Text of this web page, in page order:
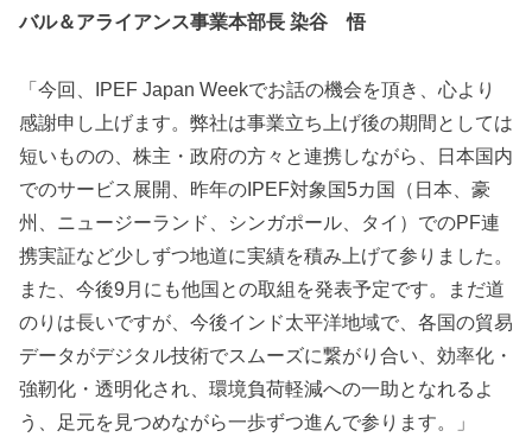
バル＆アライアンス事業本部長 染谷 悟
「今回、IPEF Japan Weekでお話の機会を頂き、心より
感謝申し上げます。弊社は事業立ち上げ後の期間としては
短いものの、株主・政府の方々と連携しながら、日本国内
でのサービス展開、昨年のIPEF対象国5カ国（日本、豪
州、ニュージーランド、シンガポール、タイ）でのPF連
携実証など少しずつ地道に実績を積み上げて参りました。
また、今後9月にも他国との取組を発表予定です。まだ道
のりは長いですが、今後インド太平洋地域で、各国の貿易
データがデジタル技術でスムーズに繋がり合い、効率化・
強靭化・透明化され、環境負荷軽減への一助となれるよ
う、足元を見つめながら一歩ずつ進んで参ります。」